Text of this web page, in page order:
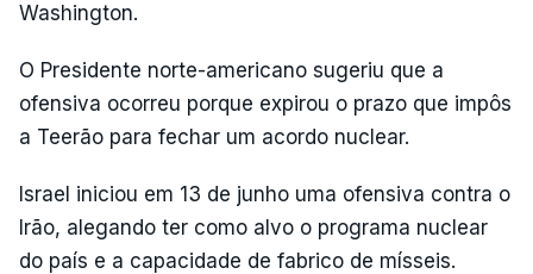
Washington.
O Presidente norte-americano sugeriu que a
ofensiva ocorreu porque expirou o prazo que impôs
a Teerão para fechar um acordo nuclear.
Israel iniciou em 13 de junho uma ofensiva contra o
Irão, alegando ter como alvo o programa nuclear
do país e a capacidade de fabrico de mísseis.